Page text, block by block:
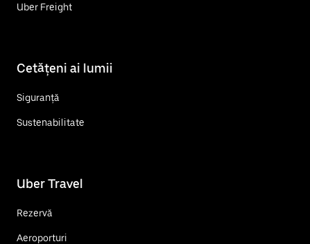
Uber Freight
Cetățeni ai lumii
Siguranță
Sustenabilitate
Uber Travel
Rezervă
Aeroporturi